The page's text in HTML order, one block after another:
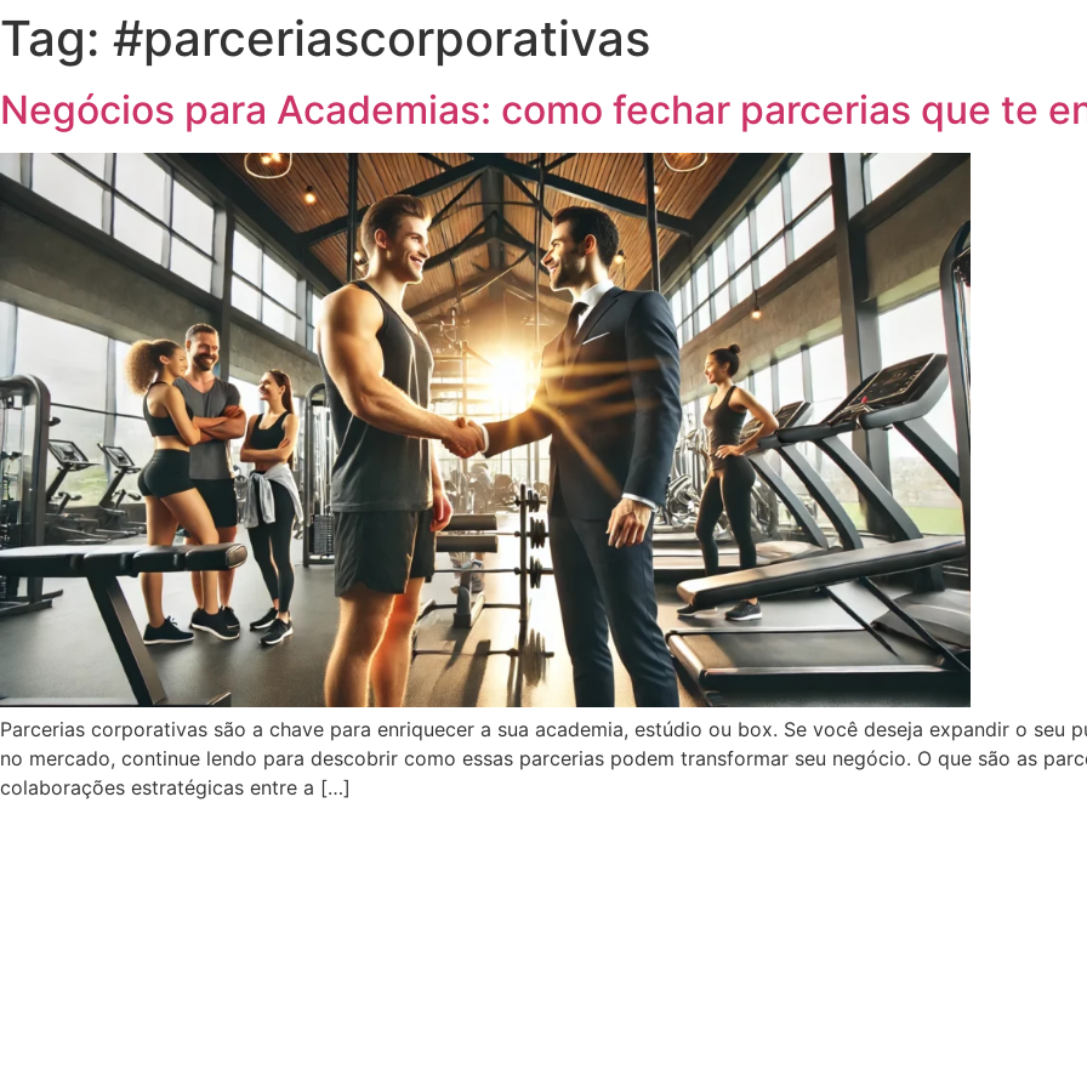
Tag: #parceriascorporativas
Negócios para Academias: como fechar parcerias que te
Parcerias corporativas são a chave para enriquecer a sua academia, estúdio ou box. Se você deseja expandir o seu
no mercado, continue lendo para descobrir como essas parcerias podem transformar seu negócio. O que são as
colaborações estratégicas entre a […]